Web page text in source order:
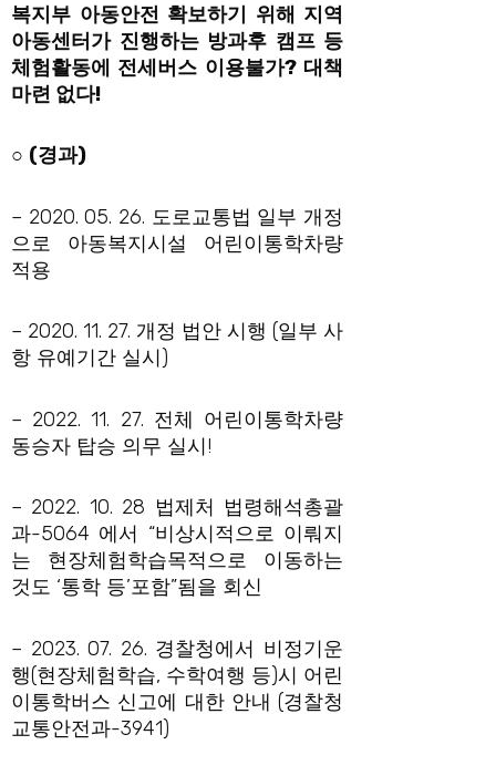
복지부 아동안전 확보하기 위해 지역
아동센터가 진행하는 방과후 캠프 등
체험활동에 전세버스 이용불가? 대책
마련 없다!
○ (경과)
– 2020. 05. 26. 도로교통법 일부 개정
으로 아동복지시설 어린이통학차량
적용
– 2020. 11. 27. 개정 법안 시행 (일부 사
항 유예기간 실시)
– 2022. 11. 27. 전체 어린이통학차량
동승자 탑승 의무 실시!
– 2022. 10. 28 법제처 법령해석총괄
과-5064 에서 “비상시적으로 이뤄지
는 현장체험학습목적으로 이동하는
것도 ‘통학 등’포함”됨을 회신
– 2023. 07. 26. 경찰청에서 비정기운
행(현장체험학습, 수학여행 등)시 어린
이통학버스 신고에 대한 안내 (경찰청
교통안전과-3941)